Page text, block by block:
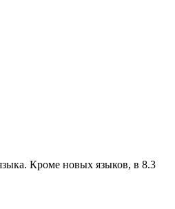
Кроме новых языков, в 8.3